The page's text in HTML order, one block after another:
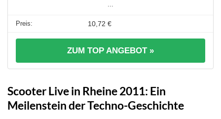
...
10,72 €
ZUM TOP ANGEBOT »
Scooter Live in Rheine 2011: Ein
Meilenstein der Techno-Geschichte